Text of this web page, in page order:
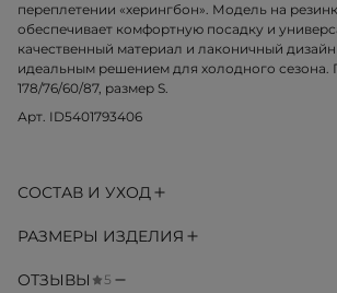
переплетении «херингбон». Модель на
обеспечивает комфортную посадку и
качественный материал и лаконичный
идеальным решением для холодного сезона.
178/76/60/87, размер S.
Арт. ID5401793406
СОСТАВ И УХОД
РАЗМЕРЫ ИЗДЕЛИЯ
ОТЗЫВЫ 5